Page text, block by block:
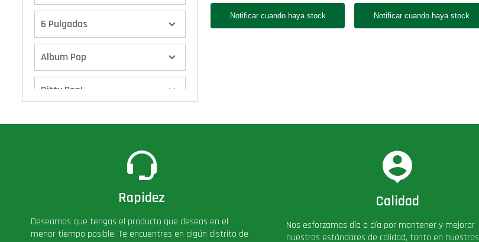
6 Pulgadas
Album Pop
Bitty Pop!
Boxes
Calendario de Adviento
Deluxe
Rapidez
Deseamos que tengas el producto que deseas en el
menor tiempo posible. Te encuentres en algún distrito de
Calidad
Nos esforzamos día a día por mantener y mejorar
nuestros estándares de calidad, tanto en nuestros